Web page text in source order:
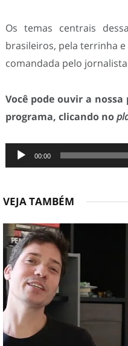
Os temas centrais
brasileiros, pela terrinha
comandada pelo
Você pode ouvir a
programa, clicando no
Tocador
de
00:00
VEJA TAMBÉM